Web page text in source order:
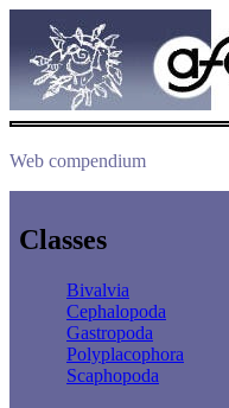
Web compendium
Classes
Bivalvia
Cephalopoda
Gastropoda
Polyplacophora
Scaphopoda